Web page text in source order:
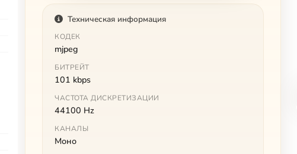
Техническая информация
КОДЕК
mjpeg
БИТРЕЙТ
101 kbps
ЧАСТОТА ДИСКРЕТИЗАЦИИ
44100 Hz
КАНАЛЫ
Моно